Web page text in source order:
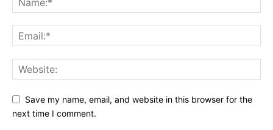
Save my name, email, and website in this browser for the
next time I comment.